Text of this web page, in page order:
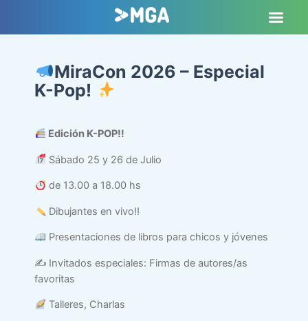
MiraCon 2026 – Especial
K-Pop!
Edición K-POP!!
Sábado 25 y 26 de Julio
de 13.00 a 18.00 hs
Dibujantes en vivo!!
Presentaciones de libros para chicos y jóvenes
✍️ Invitados especiales: Firmas de autores/as
favoritas
Talleres, Charlas